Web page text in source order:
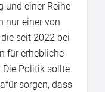
und einer Reihe
nur einer von
seit 2022 bei
für erhebliche
Die Politik sollte
sorgen, dass